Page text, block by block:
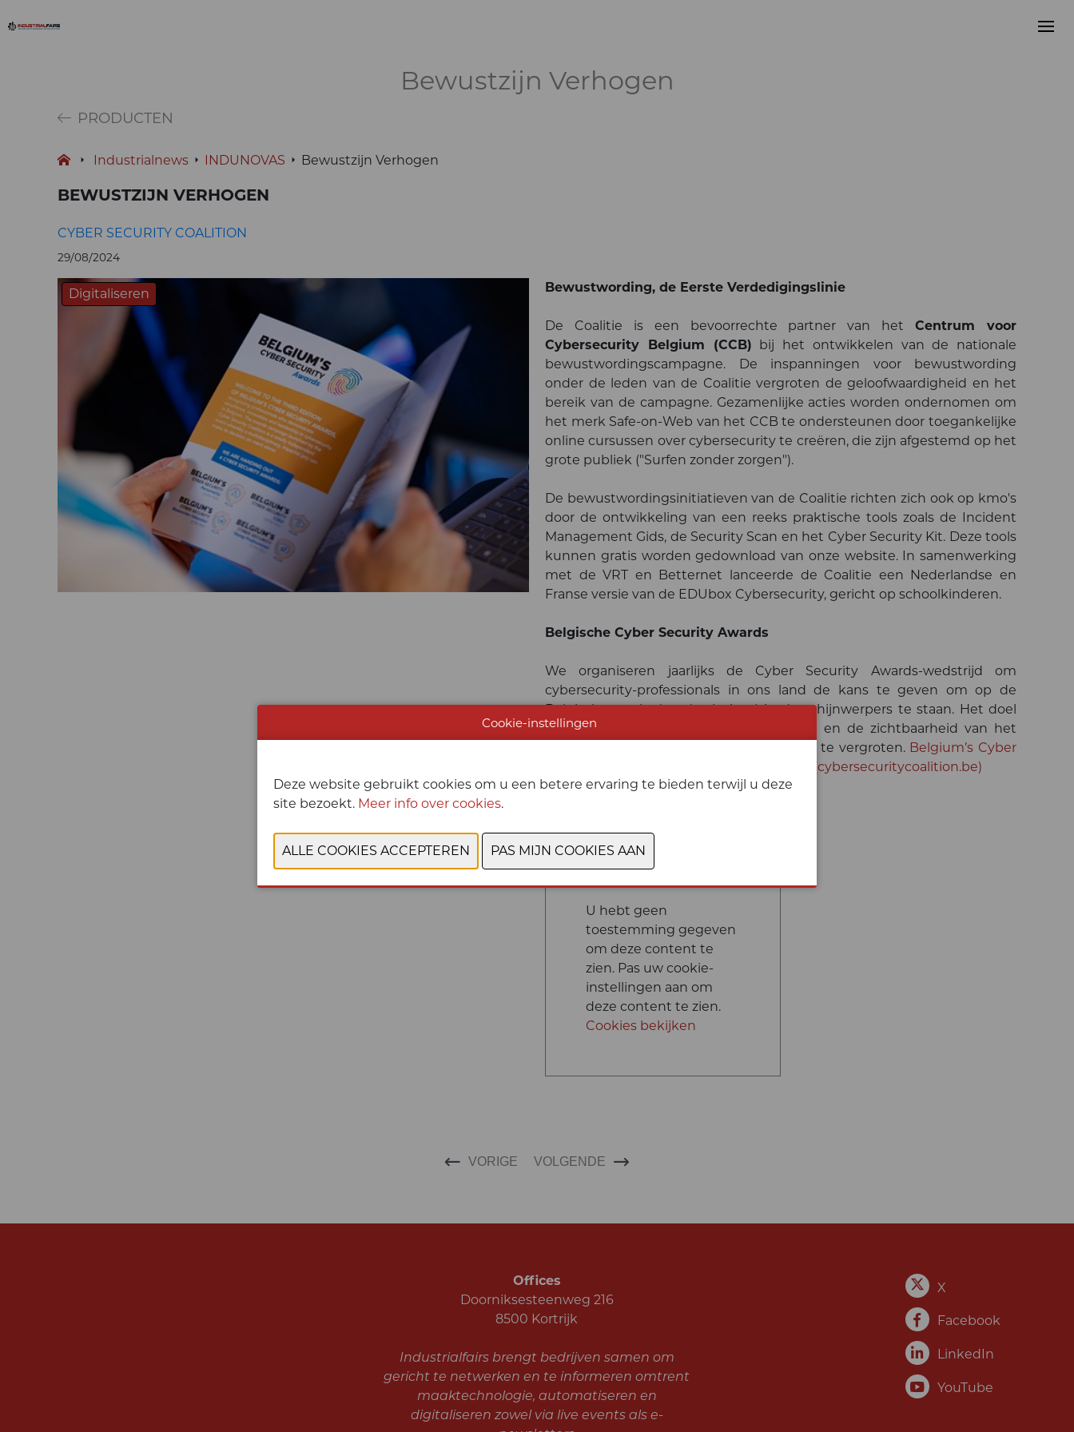
Bewustzijn Verhogen
PRODUCTEN
Industrialnews INDUNOVAS Bewustzijn Verhogen
BEWUSTZIJN VERHOGEN
Digitaliseren
CYBER SECURITY COALITION
29/08/2024
Bewustwording, de Eerste Verdedigingslinie
De Coalitie is een bevoorrechte partner van hetCentrum voor
Cybersecurity Belgium (CCB) bij het ontwikkelen van de nationale
bewustwordingscampagne. De inspanningen voor bewustwording
onder de leden van de Coalitie vergroten de geloofwaardigheid en het
bereik van de campagne. Gezamenlijke acties worden ondernomen om
het merk Safe-on-Web van het CCB te ondersteunen door toegankelijke
online cursussen over cybersecurity te creëren, die zijn afgestemd op het
grote publiek ("Surfen zonder zorgen").
De bewustwordingsinitiatieven van de Coalitie richten zich ook op kmo's
door de ontwikkeling van een reeks praktische tools zoals de Incident
Management Gids, de Security Scan en het Cyber Security Kit. Deze tools
kunnen gratis worden gedownload van onze website. In samenwerking
met de VRT en Betternet lanceerde de Coalitie een Nederlandse en
Franse versie van de EDUbox Cybersecurity, gericht op schoolkinderen.
Belgische Cyber Security Awards
We organiseren jaarlijks de Cyber Security Awards-wedstrijd om
cybersecurity-professionals in ons land de kans te geven om op de
Belgische markt (en daarbuiten) in de schijnwerpers te staan. Het doel
van de campagne is om het bewustzijn en de zichtbaarheid van het
cybersecurity-beroep op nationaal niveau te vergroten. Belgium’s Cyber
Security Awards - Home 2024 Application (cybersecuritycoalition.be)
U hebt geen
toestemming gegeven
om deze content te
zien. Pas uw cookie-
instellingen aan om
deze content te zien.
Cookies bekijken
VORIGE VOLGENDE
Offices
Doorniksesteenweg 216
8500 Kortrijk
Industrialfairs brengt bedrijven samen om
gericht te netwerken en te informeren omtrent
maaktechnologie, automatiseren en
digitaliseren zowel via live events als e-
X
Facebook
LinkedIn
YouTube
Cookie-instellingen
Deze website gebruikt cookies om u een betere ervaring te bieden terwijl u deze
site bezoekt. Meer info over cookies.